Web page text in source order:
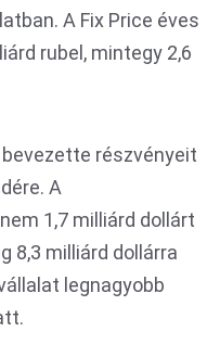
A Fix Price éves
rubel, mintegy 2,6
részvényeit
A
1,7 milliárd dollárt
8,3 milliárd dollárra
legnagyobb